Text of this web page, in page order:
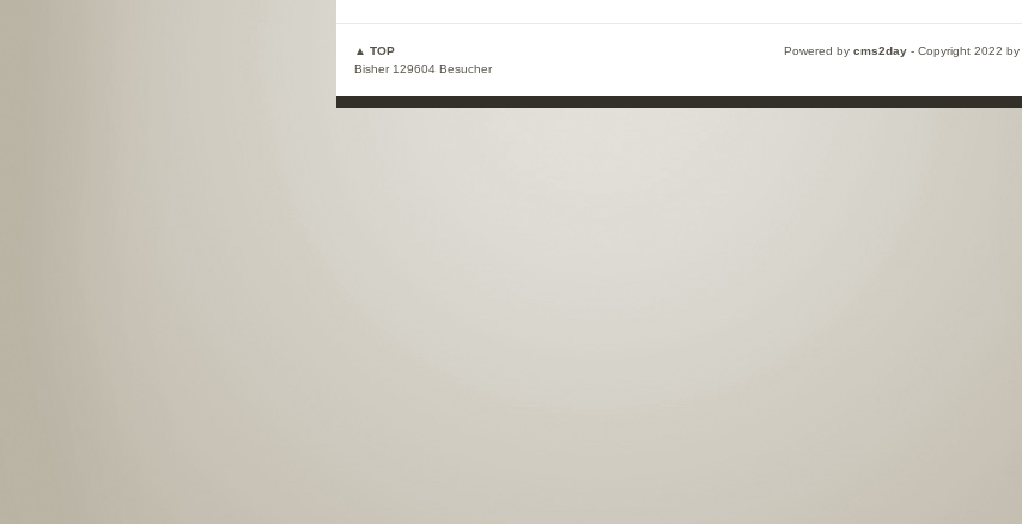
▲ TOP
Bisher 129604 Besucher
Powered by cms2day -Copyright 2022 by